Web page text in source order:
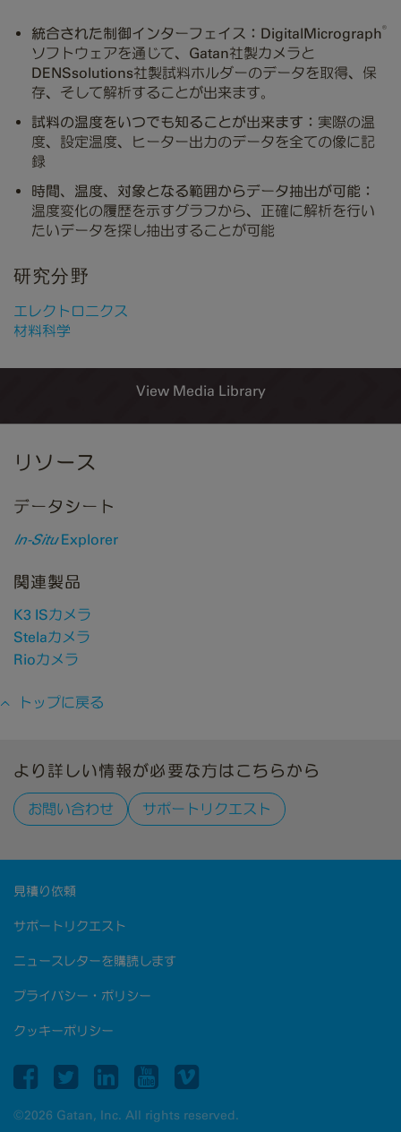
統合された制御インターフェイス： DigitalMicrograph®
ソフトウェアを通じて、Gatan社製カメラと
DENSsolutions社製試料ホルダーのデータを取得、保
存、そして解析することが出来ます。
試料の温度をいつでも知ることが出来ます： 実際の温
度、設定温度、ヒーター出力のデータを全ての像に記
録
時間、温度、対象となる範囲からデータ抽出が可能：
温度変化の履歴を示すグラフから、正確に解析を行い
たいデータを探し抽出することが可能
研究分野
エレクトロニクス
材料科学
View Media Library
リソース
データシート
In-SituExplorer
関連製品
K3 ISカメラ
Stelaカメラ
Rioカメラ
トップに戻る
より詳しい情報が必要な方はこちらから
お問い合わせ サポートリクエスト
見積り依頼
サポートリクエスト
ニュースレターを購読します
プライバシー・ポリシー
クッキーポリシー
©2026 Gatan, Inc. All rights reserved.